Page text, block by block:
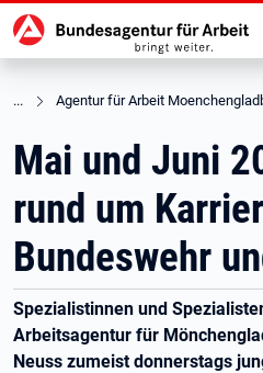
zu den Hauptinhalten springen
Hauptnavigation
Agentur für Arbeit
Mai und Juni
rund um
Bundeswehr
Spezialistinnen und
Arbeitsagentur für
Neuss zumeist donnerstags